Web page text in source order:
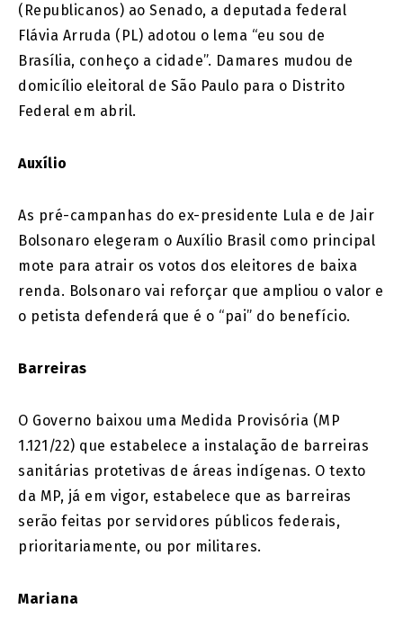
(Republicanos) ao Senado, a deputada federal
Flávia Arruda (PL) adotou o lema “eu sou de
Brasília, conheço a cidade”. Damares mudou de
domicílio eleitoral de São Paulo para o Distrito
Federal em abril.
Auxílio
As pré-campanhas do ex-presidente Lula e de Jair
Bolsonaro elegeram o Auxílio Brasil como principal
mote para atrair os votos dos eleitores de baixa
renda. Bolsonaro vai reforçar que ampliou o valor e
o petista defenderá que é o “pai” do benefício.
Barreiras
O Governo baixou uma Medida Provisória (MP
1.121/22) que estabelece a instalação de barreiras
sanitárias protetivas de áreas indígenas. O texto
da MP, já em vigor, estabelece que as barreiras
serão feitas por servidores públicos federais,
prioritariamente, ou por militares.
Mariana